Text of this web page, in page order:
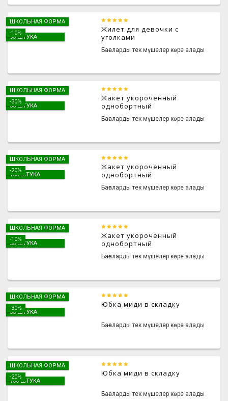
50 ШТУКА
ШКОЛЬНАЯ ФОРМА
-10%
30 ШТУКА
Жилет для девочки с
уголками
Бағаларды тек мүшелер көре алады
ШКОЛЬНАЯ ФОРМА
-30%
100 ШТУКА
Жакет укороченный
однобортный
Бағаларды тек мүшелер көре алады
ШКОЛЬНАЯ ФОРМА
-20%
50 ШТУКА
Жакет укороченный
однобортный
Бағаларды тек мүшелер көре алады
ШКОЛЬНАЯ ФОРМА
-10%
30 ШТУКА
Жакет укороченный
однобортный
Бағаларды тек мүшелер көре алады
ШКОЛЬНАЯ ФОРМА
-30%
100 ШТУКА
Юбка миди в складку
Бағаларды тек мүшелер көре алады
ШКОЛЬНАЯ ФОРМА
-20%
Юбка миди в складку
Бағаларды тек мүшелер көре алады